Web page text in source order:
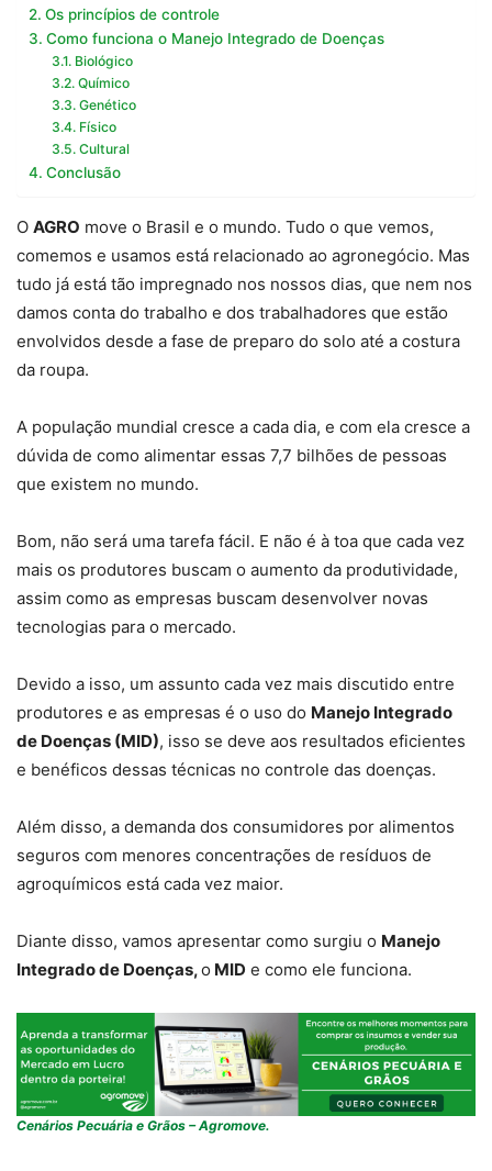
Os princípios de controle
Como funciona o Manejo Integrado de Doenças
Biológico
Químico
Genético
Físico
Cultural
Conclusão
O AGRO move o Brasil e o mundo. Tudo o que vemos,
comemos e usamos está relacionado ao agronegócio. Mas
tudo já está tão impregnado nos nossos dias, que nem nos
damos conta do trabalho e dos trabalhadores que estão
envolvidos desde a fase de preparo do solo até a costura
da roupa.
A população mundial cresce a cada dia, e com ela cresce a
dúvida de como alimentar essas 7,7 bilhões de pessoas
que existem no mundo.
Bom, não será uma tarefa fácil. E não é à toa que cada vez
mais os produtores buscam o aumento da produtividade,
assim como as empresas buscam desenvolver novas
tecnologias para o mercado.
Devido a isso, um assunto cada vez mais discutido entre
produtores e as empresas é o uso do Manejo Integrado
de Doenças (MID), isso se deve aos resultados eficientes
e benéficos dessas técnicas no controle das doenças.
Além disso, a demanda dos consumidores por alimentos
seguros com menores concentrações de resíduos de
agroquímicos está cada vez maior.
Diante disso, vamos apresentar como surgiu o Manejo
Integrado de Doenças,o MID e como ele funciona.
Cenários Pecuária e Grãos – Agromove.